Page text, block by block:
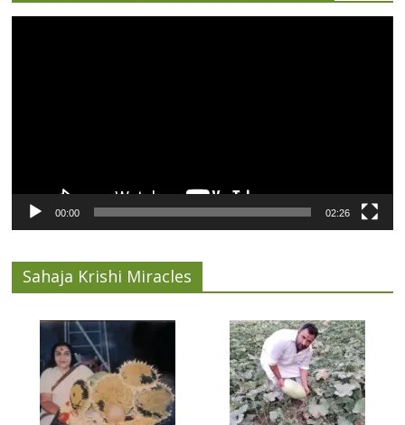
00:00 02:26
Sahaja Krishi Miracles